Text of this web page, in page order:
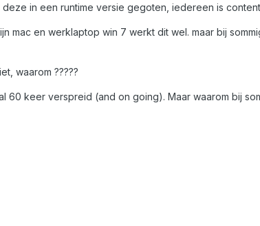
in een runtime versie gegoten, iedereen is
mac en werklaptop win 7 werkt dit wel. maar bij
waarom ?????
60 keer verspreid (and on going). Maar waarom bij